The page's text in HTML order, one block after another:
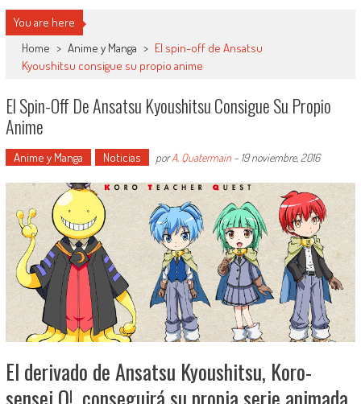
You are here
Home > Anime y Manga > El spin-off de Ansatsu
Kyoushitsu consigue su propio anime
El Spin-Off De Ansatsu Kyoushitsu Consigue Su Propio
Anime
Anime y Manga Noticias porA. Quatermain- 19 noviembre, 2016
El derivado de Ansatsu Kyoushitsu, Koro-